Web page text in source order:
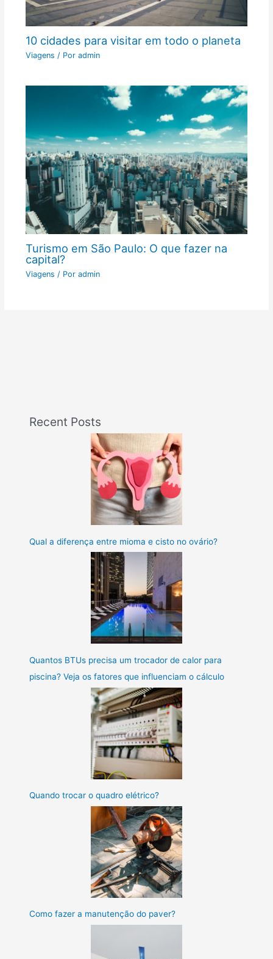
10 cidades para visitar em todo o planeta
Viagens / Por admin
Turismo em São Paulo: O que fazer na
capital?
Viagens / Por admin
Recent Posts
Qual a diferença entre mioma e cisto no ovário?
Quantos BTUs precisa um trocador de calor para
piscina? Veja os fatores que influenciam o cálculo
Quando trocar o quadro elétrico?
Como fazer a manutenção do paver?